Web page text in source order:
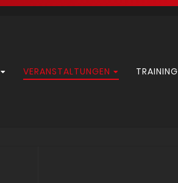
VERANSTALTUNGEN TRAINING